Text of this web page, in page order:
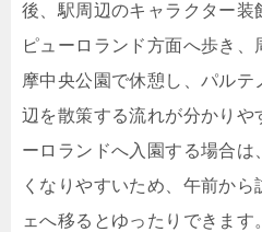
後、駅周辺のキャラクター装
ピューロランド方面へ歩き
摩中央公園で休憩し、パルテ
辺を散策する流れが分かりや
ーロランドへ入園する場合
くなりやすいため、午前か
ェへ移るとゆったりできま